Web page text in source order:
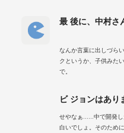
最 後に、中村さ
なんか言葉に出しづら
クというか、子供みた
で。
ビ ジョンはあり
せやなぁ……中で開発し
白いでしょ。そのため